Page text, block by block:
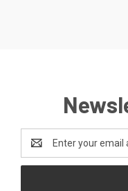
Address